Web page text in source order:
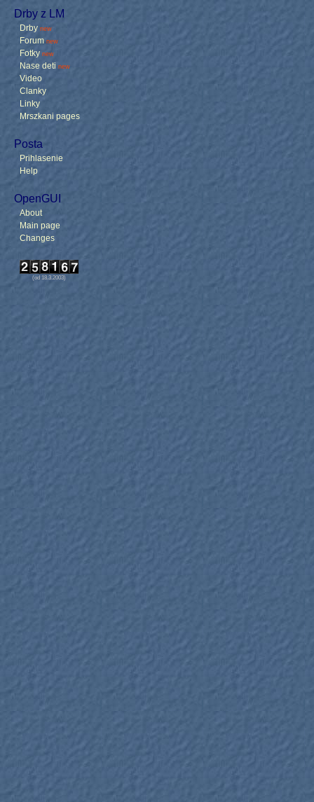
Drby z LM
Drby new
Forumnew
Fotky new
Nase deti new
Video
Clanky
Linky
Mrszkani pages
Posta
Prihlasenie
Help
OpenGUI
About
Main page
Changes
(od 18.3.2003)